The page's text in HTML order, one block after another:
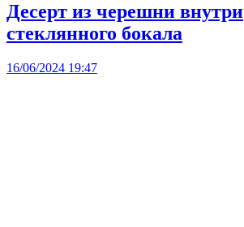
Десерт из черешни внутри
стеклянного бокала
16/06/2024 19:47